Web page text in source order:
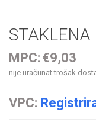
STAKLENA
MPC: €9,03
nije uračunattrošak
VPC: